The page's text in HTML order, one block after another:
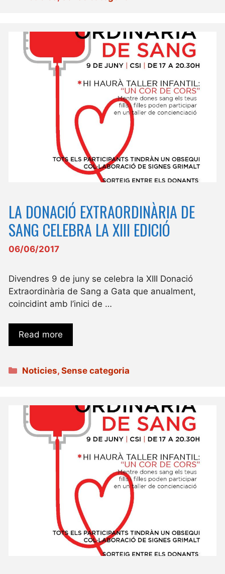
LA DONACIÓ EXTRAORDINÀRIA DE
SANG CELEBRA LA XIII EDICIÓ
06/06/2017
Divendres 9 de juny se celebra la XIII Donació
Extraordinària de Sang a Gata que anualment,
coincidint amb l’inici de …
Read more
Categories
Noticies,Sense categoria